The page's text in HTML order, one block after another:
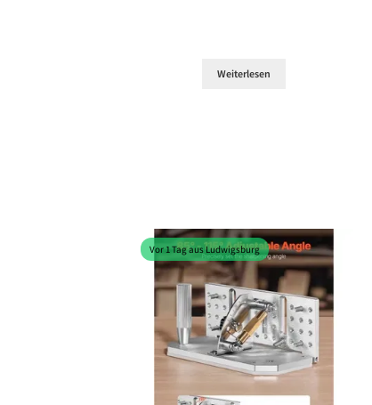
Weiterlesen
Vor 1 Tag aus Ludwigsburg